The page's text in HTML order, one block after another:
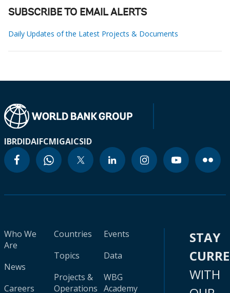
SUBSCRIBE TO EMAIL ALERTS
Daily Updates of the Latest Projects & Documents
IBRDIDAIFCMIGAICSID
Who We
Are
News
Careers
Countries
Topics
Projects &
Operations
Events
Data
WBG
Academy
STAY
WITH